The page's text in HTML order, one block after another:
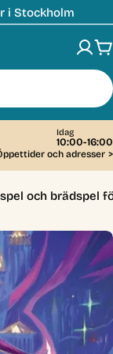
i Stockholm
Idag
10:00-16:00
och adresser >
och brädspel